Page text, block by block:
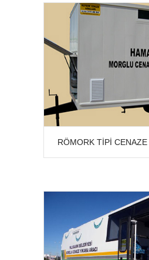
detay
RÖMORK TIPI CENAZE